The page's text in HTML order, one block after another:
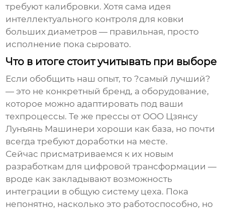
требуют калибровки. Хотя сама идея
интеллектуального контроля для ковки
больших диаметров — правильная, просто
исполнение пока сыровато.
Что в итоге стоит учитывать при выборе
Если обобщить наш опыт, то ?самый лучший?
— это не конкретный бренд, а оборудование,
которое можно адаптировать под ваши
техпроцессы. Те же прессы от ООО Цзянсу
Лунъянь Машинери хороши как база, но почти
всегда требуют доработки на месте.
Сейчас присматриваемся к их новым
разработкам для цифровой трансформации —
вроде как закладывают возможность
интеграции в общую систему цеха. Пока
непонятно, насколько это работоспособно, но